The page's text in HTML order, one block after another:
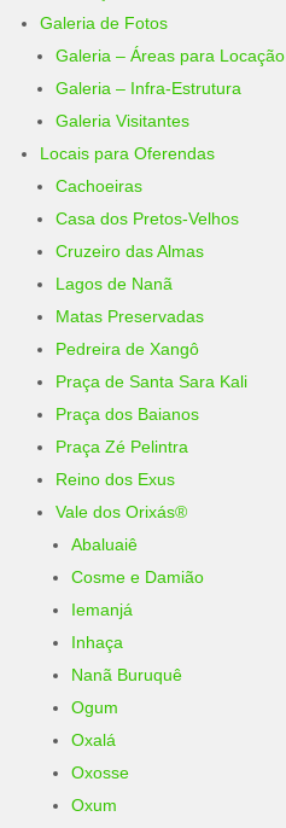
Galeria de Fotos
Galeria – Áreas para Locação
Galeria – Infra-Estrutura
Galeria Visitantes
Locais para Oferendas
Cachoeiras
Casa dos Pretos-Velhos
Cruzeiro das Almas
Lagos de Nanã
Matas Preservadas
Pedreira de Xangô
Praça de Santa Sara Kali
Praça dos Baianos
Praça Zé Pelintra
Reino dos Exus
Vale dos Orixás®
Abaluaiê
Cosme e Damião
Iemanjá
Inhaça
Nanã Buruquê
Ogum
Oxalá
Oxosse
Oxum